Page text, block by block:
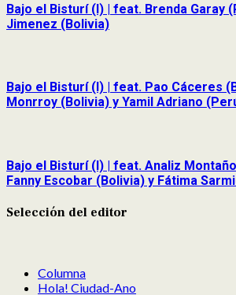
Bajo el Bisturí (I) | feat. Brenda Garay
Jimenez (Bolivia)
Bajo el Bisturí (I) | feat. Pao Cáceres
Monrroy (Bolivia) y Yamil Adriano
Bajo el Bisturí (I) | feat. Analiz
Fanny Escobar (Bolivia) y Fátima
Selección del editor
Columna
Hola! Ciudad-Ano